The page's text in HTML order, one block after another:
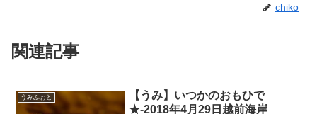
chiko
関連記事
うみふぉと
【うみ】いつかのおもひで
★-2018年4月29日越前海岸